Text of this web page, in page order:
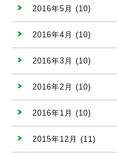
2016年5月 (10)
2016年4月 (10)
2016年3月 (10)
2016年2月 (10)
2016年1月 (10)
2015年12月 (11)